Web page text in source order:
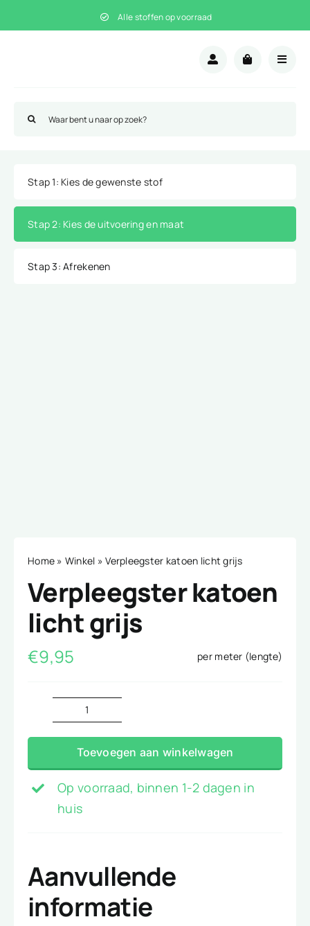
naar
Alle stoffen op voorraad
naar:
Stap 1: Kies de gewenste stof
Stap 2: Kies de uitvoering en maat
Stap 3: Afrekenen
Home » Winkel »Verpleegster katoen licht grijs
Verpleegster katoen
licht grijs
€9,95 per meter (lengte)
Verpleegster
katoen
licht
grijs
aantal
Toevoegen aan winkelwagen
Op voorraad, binnen 1-2 dagen in
huis
Aanvullende
informatie